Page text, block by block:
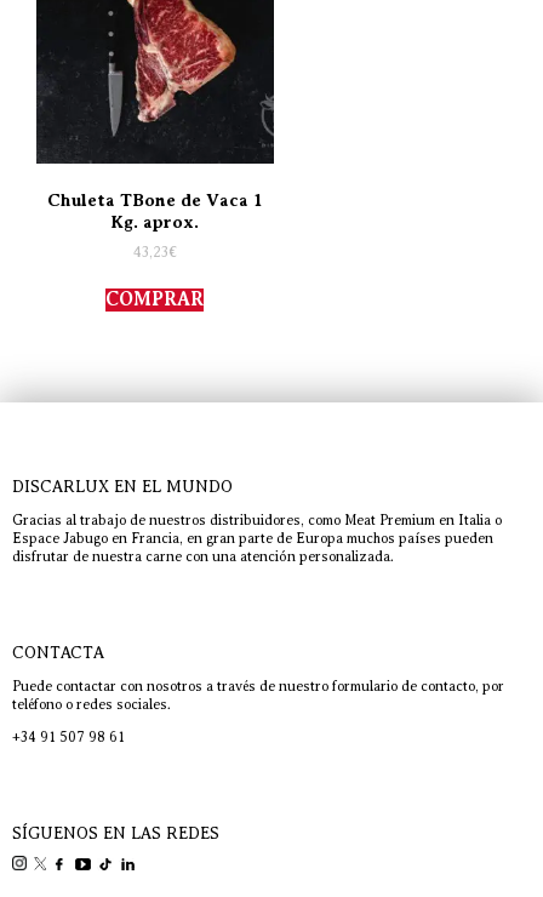
Chuleta TBone de Vaca 1
Kg. aprox.
43,23€
COMPRAR
DISCARLUX EN EL MUNDO
Gracias al trabajo de nuestros distribuidores, como Meat Premium en Italia o
Espace Jabugo en Francia, en gran parte de Europa muchos países pueden
disfrutar de nuestra carne con una atención personalizada.
CONTACTA
Puede contactar con nosotros a través de nuestro formulario de contacto, por
teléfono o redes sociales.
+34 91 507 98 61
SÍGUENOS EN LAS REDES